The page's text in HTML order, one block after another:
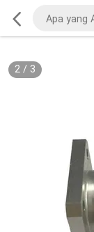
2/ 3